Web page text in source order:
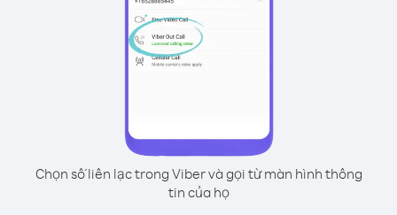
Chọn số liên lạc trong Viber và gọi từ màn hình thông
tin của họ